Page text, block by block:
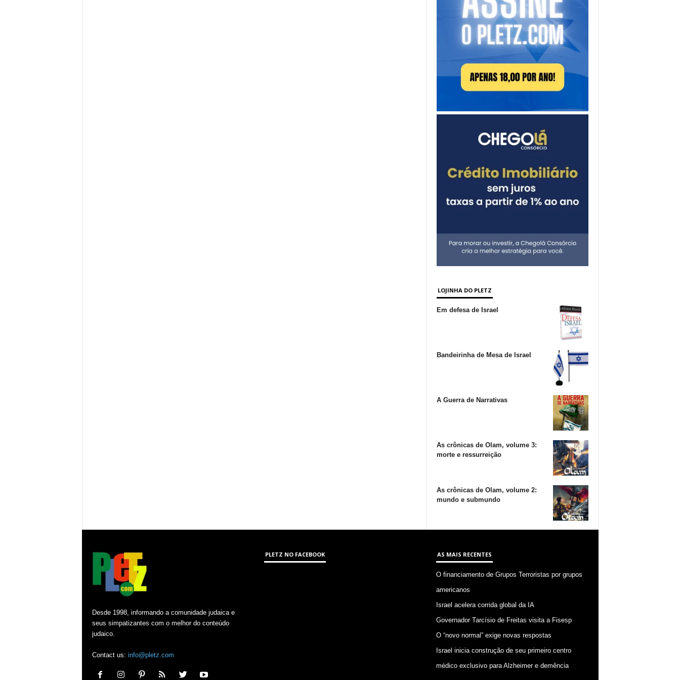
LOJINHA DO PLETZ
Em defesa de Israel
Bandeirinha de Mesa de Israel
A Guerra de Narrativas
As crônicas de Olam, volume 3:
morte e ressurreição
As crônicas de Olam, volume 2:
mundo e submundo
Desde 1998, informando a comunidade judaica e
seus simpatizantes com o melhor do conteúdo
judaico.
Contact us: info@pletz.com
PLETZ NO FACEBOOK AS MAIS RECENTES
O financiamento de Grupos Terroristas por grupos
americanos
Israel acelera corrida global da IA
Governador Tarcísio de Freitas visita a Fisesp
O “novo normal” exige novas respostas
Israel inicia construção de seu primeiro centro
médico exclusivo para Alzheimer e demência